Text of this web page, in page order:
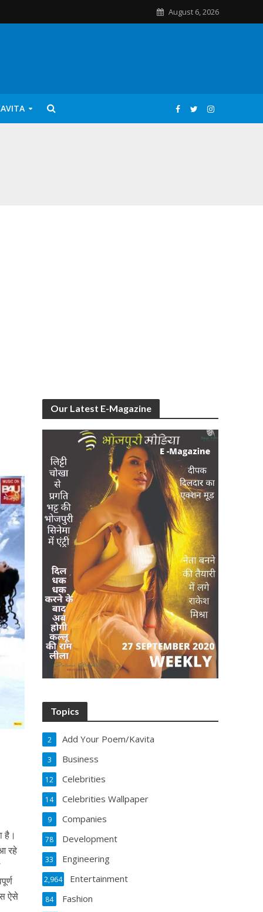
August 6, 2026
है।
रहे
ऐसे
Our Latest E-Magazine
Topics
Add Your Poem/Kavita
2
Business
3
Celebrities
12
Celebrities Wallpaper
14
Companies
9
Development
78
Engineering
33
Entertainment
2,964
Fashion
84